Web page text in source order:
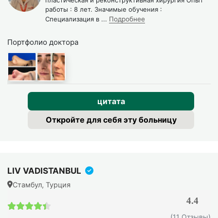
внимательное восстановление. Обычно вы остаетесь в
больнице один день. Полное заживление может занять
от 3 месяцев до года в зависимости от индивидуальных
особенностей.
После выхода из анестезии медицинский персонал
контролирует ваше состояние. При местной анестезии
вы можете уехать в тот же день, при общей - на
следующий день.
К работе обычно возвращаются через неделю, если
В первые дни возможны слабые боли, незначительные
проходят, их облегчает приём парацетамола и подобных
работы : 8 лет. Значимые обучения :
Специализация в ... Подробнее
Портфолио доктора
цитата
Откройте для себя эту больницу
LIV VADISTANBUL
Стамбул, Турция
4.4 / 5
4.4